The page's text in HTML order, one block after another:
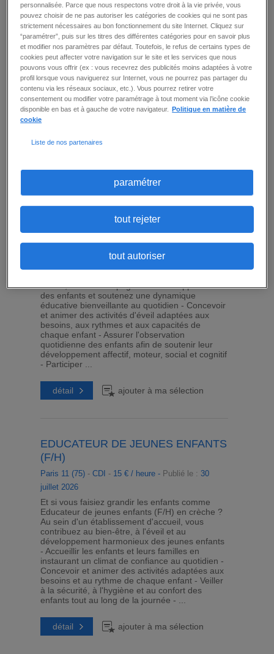
juillet 2026
Et si vous faisiez rayonner votre vocation
d'Éducateur de jeunes enfants (F/H) en crèche
? Au sein d'un établissement dédié à la petite
enfance, vous favorisez l'éveil, la sécurité et le
bien-être quotidien des jeunes enfants - Vous
concevez des activités éducatives adaptées
pour stimuler l'autonomie, la créativité et le
développement global de chaque enfant - Vous
accompagnez les enfants dans leurs temps de
vie en assurant un cadre sécurisant, bienveillant
et propice à leur ...
détail
EDUCATEUR DE JEUNES ENFANTS
juillet 2026
Et si vous faisiez grandir vos missions
enfant, vous accompagnez le développement
des enfants et soutenez une dynamique
éducative bienveillante au quotidien - Concevoir
et animer des activités d'éveil adaptées aux
besoins, aux rythmes et aux capacités de
chaque enfant - Assurer l'observation
quotidienne des enfants afin de soutenir leur
développement affectif, moteur, social et cognitif
- Participer ...
détail ajouter à ma sélection
EDUCATEUR DE JEUNES ENFANTS
(F/H)
Paris 11 (75)- CDI - 15 € / heure - Publié le : 30
juillet 2026
Et si vous faisiez grandir les enfants comme
Educateur de jeunes enfants (F/H) en crèche ?
Au sein d'un établissement d'accueil, vous
contribuez au bien-être, à l'éveil et au
développement harmonieux des jeunes enfants
- Accueillir les enfants et leurs familles en
instaurant un climat de confiance au quotidien -
Concevoir et animer des activités adaptées aux
besoins et au rythme de chaque enfant - Veiller
à la sécurité, à l'hygiène et au confort des
enfants tout au long de la journée - ...
détail ajouter à ma sélection
personnalisée. Parce que nous respectons votre droit à la vie privée, vous
pouvez choisir de ne pas autoriser les catégories de cookies qui ne sont pas
strictement nécessaires au bon fonctionnement du site Internet. Cliquez sur
“paramétrer”, puis sur les titres des différentes catégories pour en savoir plus
et modifier nos paramètres par défaut. Toutefois, le refus de certains types de
cookies peut affecter votre navigation sur le site et les services que nous
pouvons vous offrir (ex : vous recevrez des publicités moins adaptées à votre
profil lorsque vous naviguerez sur Internet, vous ne pourrez pas partager du
contenu via les réseaux sociaux, etc.). Vous pourrez retirer votre
consentement ou modifier votre paramétrage à tout moment via l’icône cookie
disponible en bas et à gauche de votre navigateur.
Politique en matière de
cookie
Liste de nos partenaires
paramétrer
tout rejeter
tout autoriser